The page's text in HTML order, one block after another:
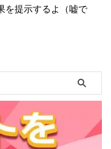
を提示するよ（嘘で